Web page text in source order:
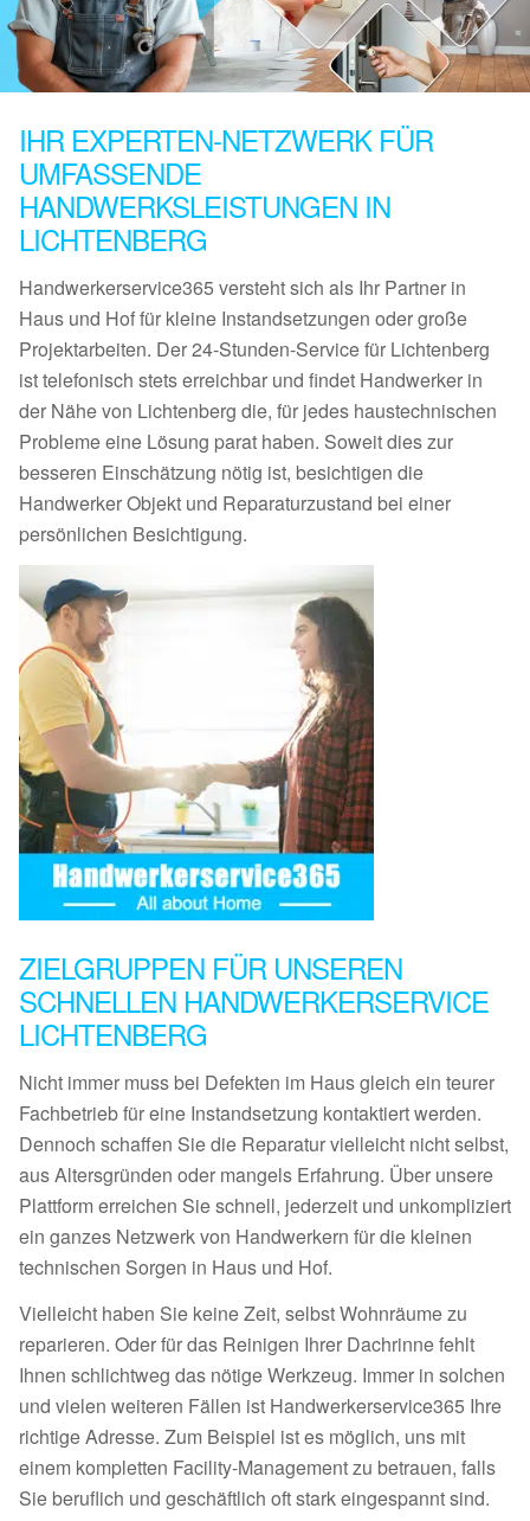
IHR EXPERTEN-NETZWERK FÜR
UMFASSENDE
HANDWERKSLEISTUNGEN IN
LICHTENBERG
Handwerkerservice365 versteht sich als Ihr Partner in
Haus und Hof für kleine Instandsetzungen oder große
Projektarbeiten. Der 24-Stunden-Service für Lichtenberg
ist telefonisch stets erreichbar und findet Handwerker in
der Nähe von Lichtenberg die, für jedes haustechnischen
Probleme eine Lösung parat haben. Soweit dies zur
besseren Einschätzung nötig ist, besichtigen die
Handwerker Objekt und Reparaturzustand bei einer
persönlichen Besichtigung.
ZIELGRUPPEN FÜR UNSEREN
SCHNELLEN HANDWERKERSERVICE
LICHTENBERG
Nicht immer muss bei Defekten im Haus gleich ein teurer
Fachbetrieb für eine Instandsetzung kontaktiert werden.
Dennoch schaffen Sie die Reparatur vielleicht nicht selbst,
aus Altersgründen oder mangels Erfahrung. Über unsere
Plattform erreichen Sie schnell, jederzeit und unkompliziert
ein ganzes Netzwerk von Handwerkern für die kleinen
technischen Sorgen in Haus und Hof.
Vielleicht haben Sie keine Zeit, selbst Wohnräume zu
reparieren. Oder für das Reinigen Ihrer Dachrinne fehlt
Ihnen schlichtweg das nötige Werkzeug. Immer in solchen
und vielen weiteren Fällen ist Handwerkerservice365 Ihre
richtige Adresse. Zum Beispiel ist es möglich, uns mit
einem kompletten Facility-Management zu betrauen, falls
Sie beruflich und geschäftlich oft stark eingespannt sind.